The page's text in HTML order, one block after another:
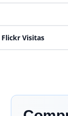
Flickr Visitas